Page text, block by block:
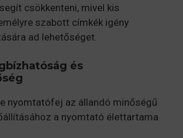
csökkenteni, mivel kis
szabott címkék igény
ad lehetőséget.
és
nyomtatófej az állandó minőségű
a nyomtató élettartama